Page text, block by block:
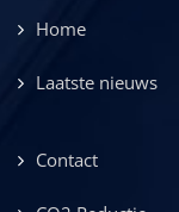
Home
Laatste nieuws
Contact